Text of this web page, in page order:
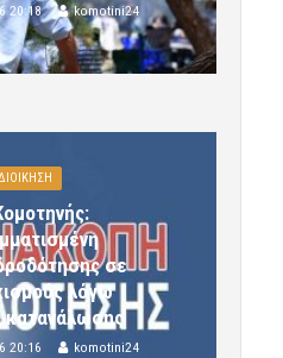
20:18 komotini24
σε
λόγω
κατανάλωσης
20:16 komotini24